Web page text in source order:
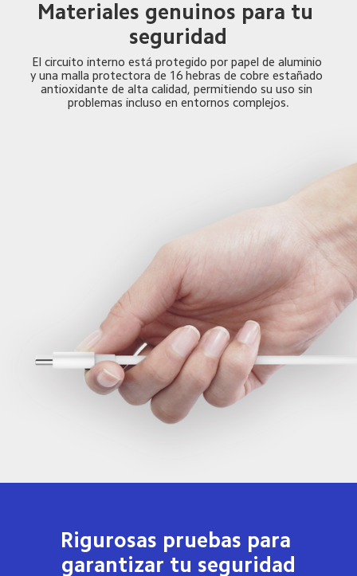
Materiales genuinos para tu
seguridad
El circuito interno está protegido por papel de aluminio
y una malla protectora de 16 hebras de cobre estañado
antioxidante de alta calidad, permitiendo su uso sin
problemas incluso en entornos complejos.
Rigurosas pruebas para
garantizar tu seguridad